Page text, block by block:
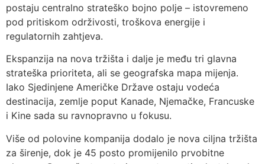
postaju centralno strateško bojno polje – istovremeno
pod pritiskom održivosti, troškova energije i
regulatornih zahtjeva.
Ekspanzija na nova tržišta i dalje je među tri glavna
strateška prioriteta, ali se geografska mapa mijenja.
Iako Sjedinjene Američke Države ostaju vodeća
destinacija, zemlje poput Kanade, Njemačke, Francuske
i Kine sada su ravnopravno u fokusu.
Više od polovine kompanija dodalo je nova ciljna tržišta
za širenje, dok je 45 posto promijenilo prvobitne